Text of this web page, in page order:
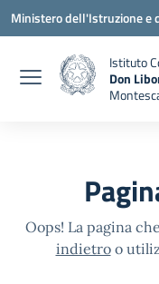
Vai ai contenuti
Vai al menu di navigazione
Vai al footer
Ministero dell'Istruzione e
Istituto
Don
Oops! La pagina
indietroo